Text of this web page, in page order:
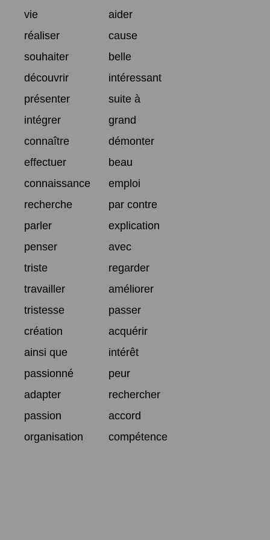
vie
aider
réaliser
cause
souhaiter
belle
découvrir
intéressant
présenter
suite à
intégrer
grand
connaître
démonter
effectuer
beau
connaissance
emploi
recherche
par contre
parler
explication
penser
avec
triste
regarder
travailler
améliorer
tristesse
passer
création
acquérir
ainsi que
intérêt
passionné
peur
adapter
rechercher
passion
accord
organisation
compétence